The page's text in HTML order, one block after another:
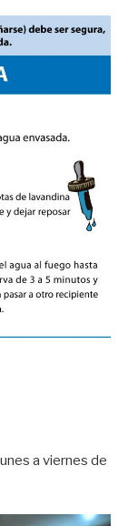
a viernes de